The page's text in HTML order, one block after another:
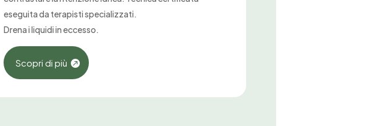
eseguita da terapisti specializzati.
Drena i liquidi in eccesso.
Scopri di più